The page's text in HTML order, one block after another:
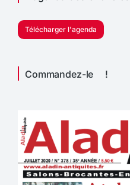
Télécharger l'agenda
Commandez-le !